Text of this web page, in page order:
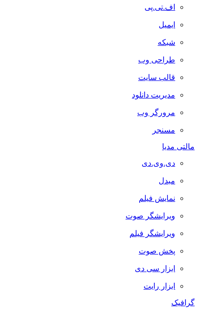
اف.تی.پی
ایمیل
شبکه
طراحی وب
قالب سایت
مدیریت دانلود
مرورگر وب
مسنجر
مالتی مدیا
دی.وی.دی
مبدل
نمایش فیلم
ویرایشگر صوت
ویرایشگر فیلم
پخش صوت
ابزار سی دی
ابزار رایت
گرافیک